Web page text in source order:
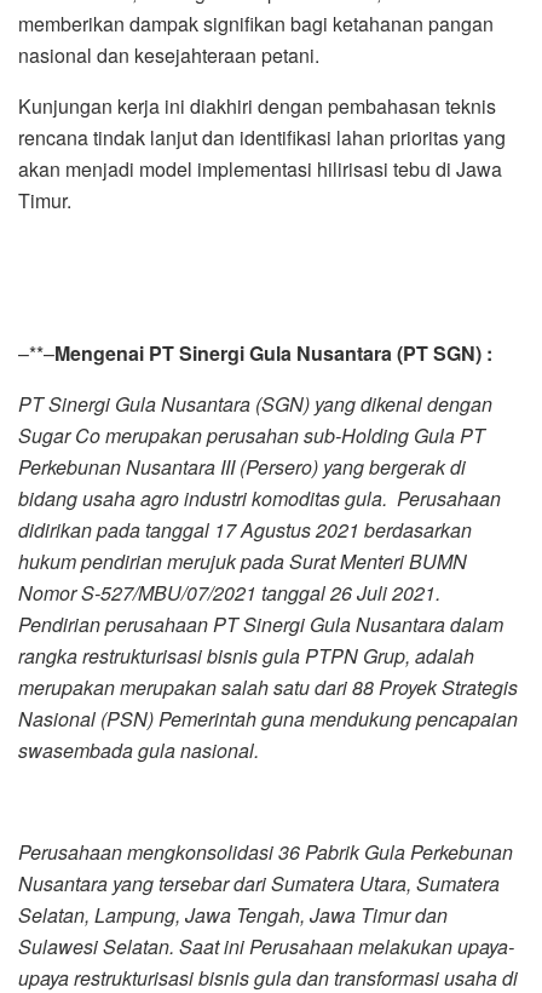
memberikan dampak signifikan bagi ketahanan pangan
nasional dan kesejahteraan petani.
Kunjungan kerja ini diakhiri dengan pembahasan teknis
rencana tindak lanjut dan identifikasi lahan prioritas yang
akan menjadi model implementasi hilirisasi tebu di Jawa
Timur.
–**–Mengenai PT Sinergi Gula Nusantara(PT SGN) :
PT Sinergi Gula Nusantara (SGN) yang dikenal dengan
Sugar Co merupakan perusahan sub-Holding Gula PT
Perkebunan Nusantara III (Persero) yang bergerak di
bidang usaha agro industri komoditas gula. Perusahaan
didirikan pada tanggal 17 Agustus 2021 berdasarkan
hukum pendirian merujuk pada Surat Menteri BUMN
NomorS-527/MBU/07/2021 tanggal 26 Juli 2021.
Pendirian perusahaan PT Sinergi Gula Nusantara dalam
rangka restrukturisasi bisnis gula PTPN Grup, adalah
merupakanmerupakan salah satudari 88Proyek Strategis
Nasional (PSN)Pemerintahguna mendukung pencapaian
swasembada gula nasional.
Perusahaan mengkonsolidasi 36 Pabrik Gula Perkebunan
Nusantara yang tersebar dari Sumatera Utara, Sumatera
Selatan, Lampung, Jawa Tengah, Jawa Timur dan
Sulawesi Selatan. Saat ini Perusahaan melakukan upaya-
upaya restrukturisasi bisnis gula dan transformasi usaha di